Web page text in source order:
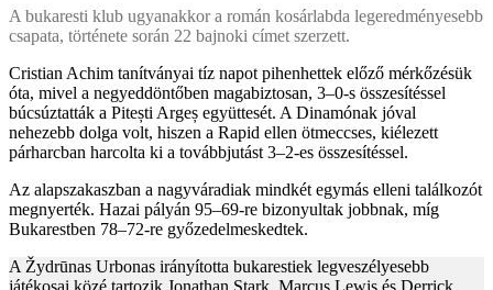
A bukaresti klub ugyanakkor a román kosárlabda legeredményesebb
csapata, története során 22 bajnoki címet szerzett.
Cristian Achim tanítványai tíz napot pihenhettek előző mérkőzésük
óta, mivel a negyeddöntőben magabiztosan, 3–0-s összesítéssel
búcsúztatták a Pitești Argeș együttesét. A Dinamónak jóval
nehezebb dolga volt, hiszen a Rapid ellen ötmeccses, kiélezett
párharcban harcolta ki a továbbjutást 3–2-es összesítéssel.
Az alapszakaszban a nagyváradiak mindkét egymás elleni találkozót
megnyerték. Hazai pályán 95–69-re bizonyultak jobbnak, míg
Bukarestben 78–72-re győzedelmeskedtek.
A Žydrūnas Urbonas irányította bukarestiek legveszélyesebb
játékosai közé tartozik Jonathan Stark, Marcus Lewis és Derrick